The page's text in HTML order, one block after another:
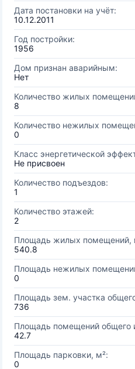
Дата постановки на учёт:
10.12.2011
Год постройки:
1956
Дом признан аварийным:
Нет
Количество жилых
8
Количество нежилых
0
Класс энергетической
Не присвоен
Количество подъездов:
1
Количество этажей:
2
Площадь жилых помещений,
540.8
Площадь нежилых
0
Площадь зем. участка
736
Площадь помещений общего
42.7
Площадь парковки, м²:
0